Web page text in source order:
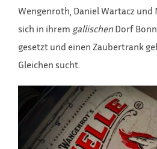
Wengenroth, Daniel Wartacz und
sich in ihrem gallischenDorf
gesetzt und einen Zaubertrank
Gleichen sucht.